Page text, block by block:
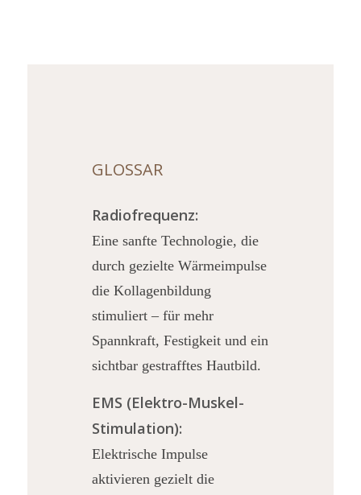
GLOSSAR
Radiofrequenz:
Eine sanfte Technologie, die
durch gezielte Wärmeimpulse
die Kollagenbildung
stimuliert – für mehr
Spannkraft, Festigkeit und ein
sichtbar gestrafftes Hautbild.
EMS (Elektro-Muskel-
Stimulation):
Elektrische Impulse
aktivieren gezielt die